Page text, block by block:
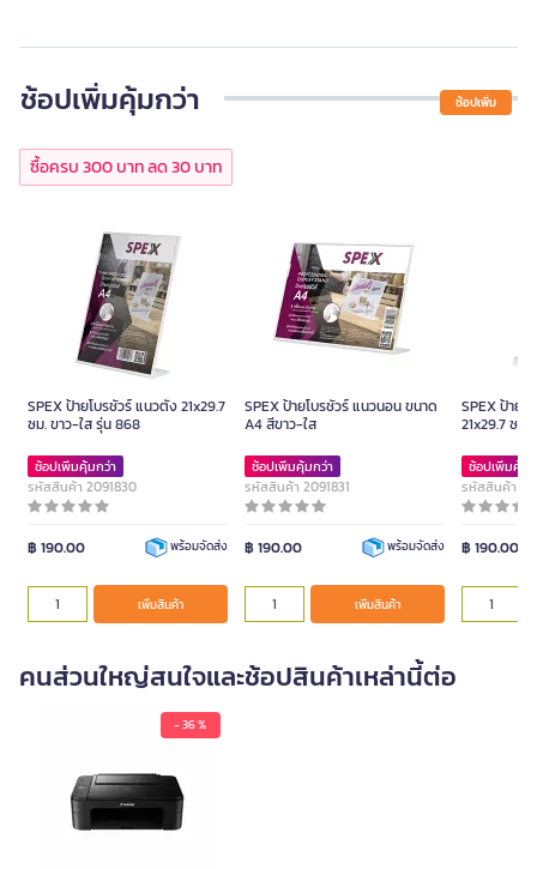
ช้อปเพิ่มคุ้มกว่า ช้อปเพิ่ม
ซื้อครบ 300 บาท ลด 30 บาท
SPEX ป้ายโบรชัวร์ แนวตั้ง 21x29.7
ซม. ขาว-ใส รุ่น 868
ช้อปเพิ่มคุ้มกว่า
รหัสสินค้า 2091830
฿ 190.00 พร้อมจัดส่ง
เพิ่มสินค้า
SPEX ป้ายโบรชัวร์ แนวนอน ขนาด
A4 สีขาว-ใส
ช้อปเพิ่มคุ้มกว่า
รหัสสินค้า 2091831
฿ 190.00 พร้อมจัดส่ง
เพิ่มสินค้า
SPEX ป้าย
21x29.7 ซม.
ช้อปเพิ่มคุ้ม
รหัสสินค้า
฿ 190.00
คนส่วนใหญ่สนใจและช้อปสินค้าเหล่านี้ต่อ
- 36 %